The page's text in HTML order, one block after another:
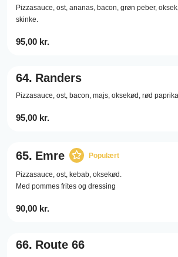
Pizzasauce, ost, ananas, bacon, grøn peber,
skinke.
95,00 kr.
64. Randers
Pizzasauce, ost, bacon, majs, oksekød, rød
95,00 kr.
65. Emre Populært
Pizzasauce, ost, kebab, oksekød.
Med pommes frites og dressing
90,00 kr.
66. Route 66